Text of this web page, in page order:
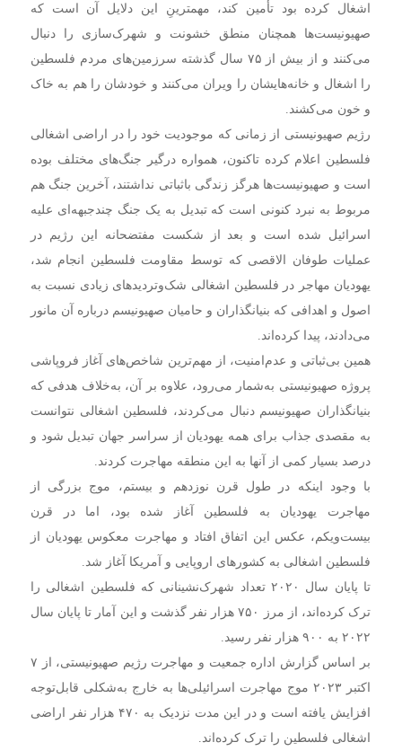
اشغال کرده بود تأمین کند، مهمترینِ این دلایل آن است که
صهیونیست‌ها همچنان منطق خشونت و شهرک‌سازی را دنبال
می‌کنند و از بیش از ۷۵ سال گذشته سرزمین‌های مردم فلسطین
را اشغال و خانه‌هایشان را ویران می‌کنند و خودشان را هم به خاک
و خون می‌کشند.
رژیم صهیونیستی از زمانی که موجودیت خود را در اراضی اشغالی
فلسطین اعلام کرده تاکنون، همواره درگیر جنگ‌های مختلف بوده
است و صهیونیست‌ها هرگز زندگی باثباتی نداشتند، آخرین جنگ هم
مربوط به نبرد کنونی است که تبدیل به یک جنگ چندجبهه‌ای علیه
اسرائیل شده است و بعد از شکست مفتضحانه این رژیم در
عملیات طوفان الاقصی که توسط مقاومت فلسطین انجام شد،
یهودیان مهاجر در فلسطین اشغالی شک‌وتردیدهای زیادی نسبت به
اصول و اهدافی که بنیانگذاران و حامیان صهیونیسم درباره آن مانور
می‌دادند، پیدا کرده‌اند.
همین بی‌ثباتی و عدم‌امنیت، از مهم‌ترین شاخص‌های آغاز فروپاشی
پروژه صهیونیستی به‌شمار می‌رود، علاوه بر آن، به‌خلاف هدفی که
بنیانگذاران صهیونیسم دنبال می‌کردند، فلسطین اشغالی نتوانست
به مقصدی جذاب برای همه یهودیان از سراسر جهان تبدیل شود و
درصد بسیار کمی از آنها به این منطقه مهاجرت کردند.
با وجود اینکه در طول قرن نوزدهم و بیستم، موج بزرگی از
مهاجرت یهودیان به فلسطین آغاز شده بود، اما در قرن
بیست‌ویکم، عکس این اتفاق افتاد و مهاجرت معکوس یهودیان از
فلسطین اشغالی به کشورهای اروپایی و آمریکا آغاز شد.
تا پایان سال ۲۰۲۰ تعداد شهرک‌نشینانی که فلسطین اشغالی را
ترک کرده‌اند، از مرز ۷۵۰ هزار نفر گذشت و این آمار تا پایان سال
۲۰۲۲ به ۹۰۰ هزار نفر رسید.
بر اساس گزارش اداره جمعیت و مهاجرت رژیم صهیونیستی، از ۷
اکتبر ۲۰۲۳ موج مهاجرت اسرائیلی‌ها به خارج به‌شکلی قابل‌توجه
افزایش یافته است و در این مدت نزدیک به ۴۷۰ هزار نفر اراضی
اشغالی فلسطین را ترک کرده‌اند.